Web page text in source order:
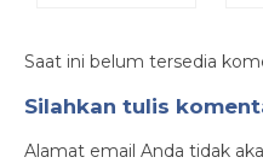
Saat ini belum tersedia
Silahkan tulis
Alamat email Anda tidak